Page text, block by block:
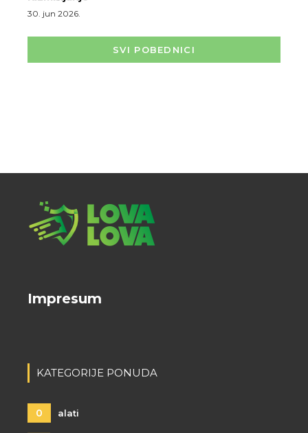
30. jun 2026.
SVI POBEDNICI
Impresum
KATEGORIJE PONUDA
0 alati